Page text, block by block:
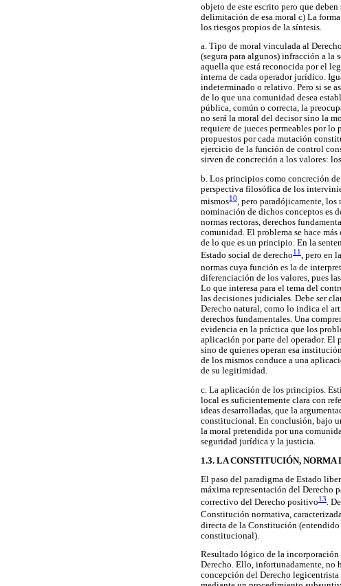
objeto de este escrito pero que
delimitación de esa moral c) La
los riesgos propios de la síntesis.
a. Tipo de moral vinculada al
(segura para algunos) infracción a
aquella que está reconocida por el
interna de cada operador jurídico.
indeterminado o relativo. Pero si se
de lo que una comunidad desea
pública, común o correcta, la
no será la moral del decisor sino la
requiere de jueces permeables por
propuestos por cada mutación
ejercicio de la función de control
sirven de concreción a los valores:
b. Los principios como concreción
perspectiva filosófica de los
mismos10, pero paradójicamente,
nominación de dichos conceptos es
normas rectoras, derechos
comunidad. El problema se hace
de lo que es un principio. En la
Estado social de derecho11 , pero en
normas cuya función es la de
diferenciación de los valores, pues
Lo que interesa para el tema del
las decisiones judiciales. Debe ser
Derecho natural, como lo indica el
derechos fundamentales. Una
evidencia en la práctica que los
aplicación por parte del operador. El
sino de quienes operan esa
de los mismos conduce a una
de su legitimidad.
c. La aplicación de los principios.
local es suficientemente clara con
ideas desarrolladas, que la
constitucional. En conclusión, bajo
la moral pretendida por una
seguridad jurídica y la justicia.
1.3. LA CONSTITUCIÓN,
El paso del paradigma de Estado
máxima representación del Derecho
correctivo del Derecho positivo13.
Constitución normativa,
directa de la Constitución
constitucional).
Resultado lógico de la
Derecho. Ello, infortunadamente, no
concepción del Derecho